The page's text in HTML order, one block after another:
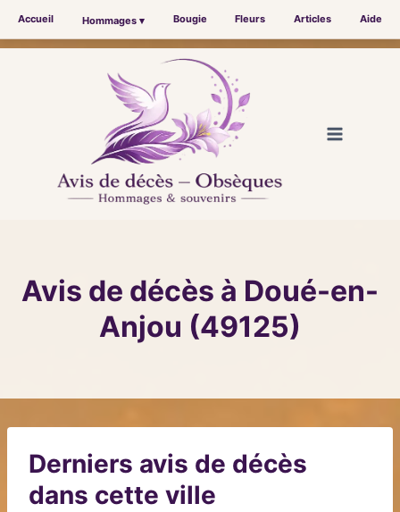
Accueil Hommages ▾ Bougie Fleurs Articles Aide
Avis de décès à Doué-en-
Anjou (49125)
Derniers avis de décès
dans cette ville